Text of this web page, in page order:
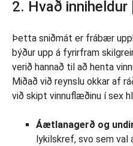
2. Hvað inniheldur
Þetta sniðmát er frábær
býður upp á fyrirfram
verið hannað til að henta
Miðað við reynslu okkar af
við skipt vinnuflæðinu í sex
Áætlanagerð og
lykilskref, svo sem val